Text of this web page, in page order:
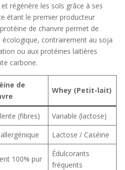
régénère les sols grâce à ses
étant le premier producteur
de chanvre permet de
contrairement au soja
ou aux protéines laitières
carbone.
de
Whey (Petit-lait)
(fibres)
Variable (lactose)
Lactose / Caséine
100% pur
Édulcorants
fréquents